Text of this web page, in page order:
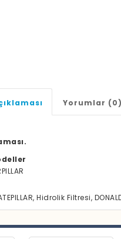
Yorumlar (0)
Hidrolik Filtresi,